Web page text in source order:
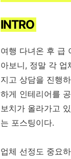
INTRO
여행 다녀온 후 급
아보니, 정말 각 업
지고 상담을 진행
하게 인테리어를
보치가 올라가고
는 포스팅이다.
업체 선정도 중요